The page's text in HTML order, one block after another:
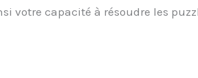
votre capacité à résoudre les